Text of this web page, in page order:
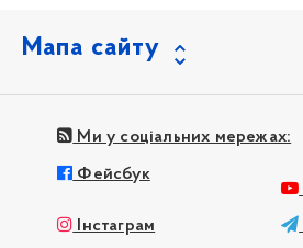
Мапа сайту
Ми у соціальних мережах:
Фейсбук
Інстаграм